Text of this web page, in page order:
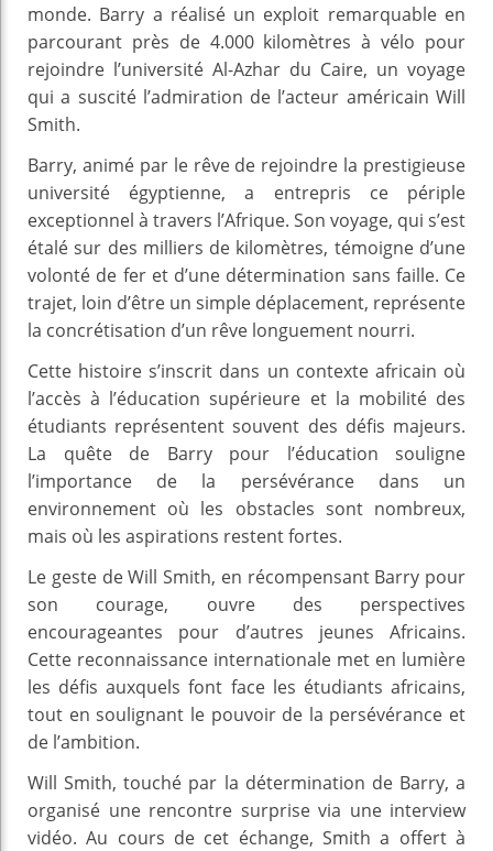
monde. Barry a réalisé un exploit remarquable en
parcourant près de 4.000 kilomètres à vélo pour
rejoindre l’université Al-Azhar du Caire, un voyage
qui a suscité l’admiration de l’acteur américain Will
Smith.
Barry, animé par le rêve de rejoindre la prestigieuse
université égyptienne, a entrepris ce périple
exceptionnel à travers l’Afrique. Son voyage, qui s’est
étalé sur des milliers de kilomètres, témoigne d’une
volonté de fer et d’une détermination sans faille. Ce
trajet, loin d’être un simple déplacement, représente
la concrétisation d’un rêve longuement nourri.
Cette histoire s’inscrit dans un contexte africain où
l’accès à l’éducation supérieure et la mobilité des
étudiants représentent souvent des défis majeurs.
La quête de Barry pour l’éducation souligne
l’importance de la persévérance dans un
environnement où les obstacles sont nombreux,
mais où les aspirations restent fortes.
Le geste de Will Smith, en récompensant Barry pour
son courage, ouvre des perspectives
encourageantes pour d’autres jeunes Africains.
Cette reconnaissance internationale met en lumière
les défis auxquels font face les étudiants africains,
tout en soulignant le pouvoir de la persévérance et
de l’ambition.
Will Smith, touché par la détermination de Barry, a
organisé une rencontre surprise via une interview
vidéo. Au cours de cet échange, Smith a offert à